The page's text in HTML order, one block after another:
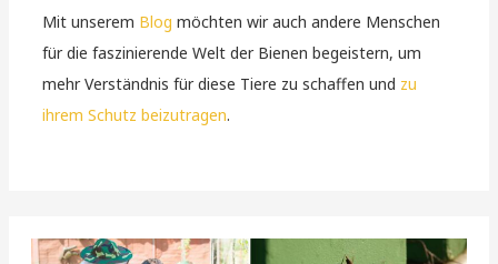
Mit unserem Blog möchten wir auch andere Menschen
für die faszinierende Welt der Bienen begeistern, um
mehr Verständnis für diese Tiere zu schaffen und zu
ihrem Schutz beizutragen.